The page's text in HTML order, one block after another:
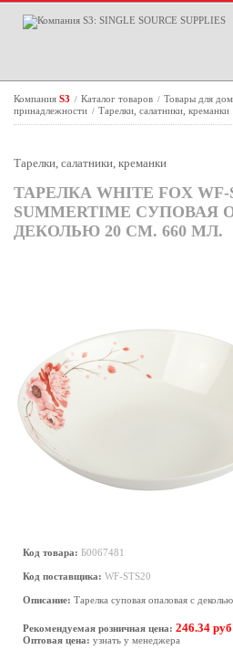
Компания S3 / Каталог товаров / Товары для
принадлежности / Тарелки, салатники, креманки
Тарелки, салатники, креманки
ТАРЕЛКА WHITE FOX WF-
SUMMERTIME СУПОВАЯ
ДЕКОЛЬЮ 20 СМ. 660 МЛ.
Код товара: Б0067481
Код поставщика: WF-STS20
Описание: Тарелка суповая опаловая с
Рекомендуемая розничная цена: 246.34 руб
Оптовая цена: узнать у менеджера